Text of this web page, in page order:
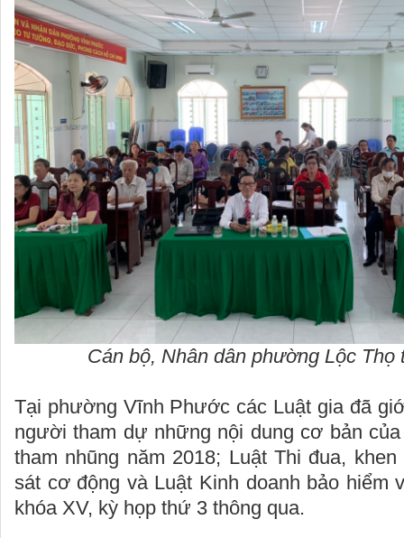
Cán bộ, Nhân dân phường Lộc Thọ
Tại phường Vĩnh Phước các Luật gia đã
người tham dự những nội dung cơ bản
tham nhũng năm 2018; Luật Thi đua,
sát cơ động và Luật Kinh doanh bảo hiểm
khóa XV, kỳ họp thứ 3 thông qua.